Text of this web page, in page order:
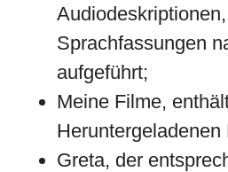
Sprachfassungen
aufgeführt;
Meine Filme,
Heruntergeladenen
Greta, der